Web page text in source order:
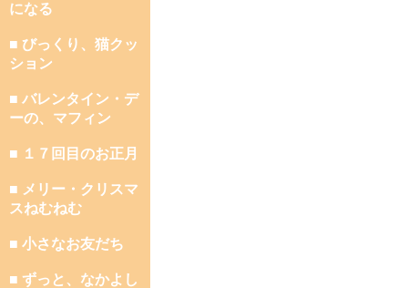
になる
■ びっくり、猫クッ
ション
■ バレンタイン・デ
ーの、マフィン
■ １７回目のお正月
■ メリー・クリスマ
スねむねむ
■ 小さなお友だち
■ ずっと、なかよし